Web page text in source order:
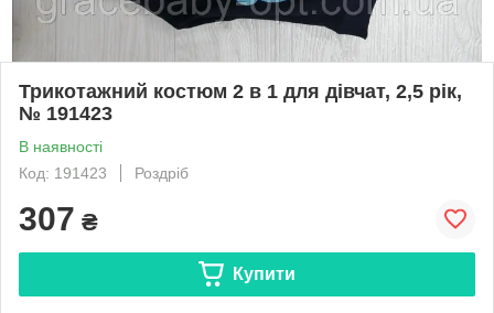
Трикотажний костюм 2 в 1 для дівчат, 2,5 рік,
№ 191423
В наявності
Код: 191423
Роздріб
307 ₴
Купити